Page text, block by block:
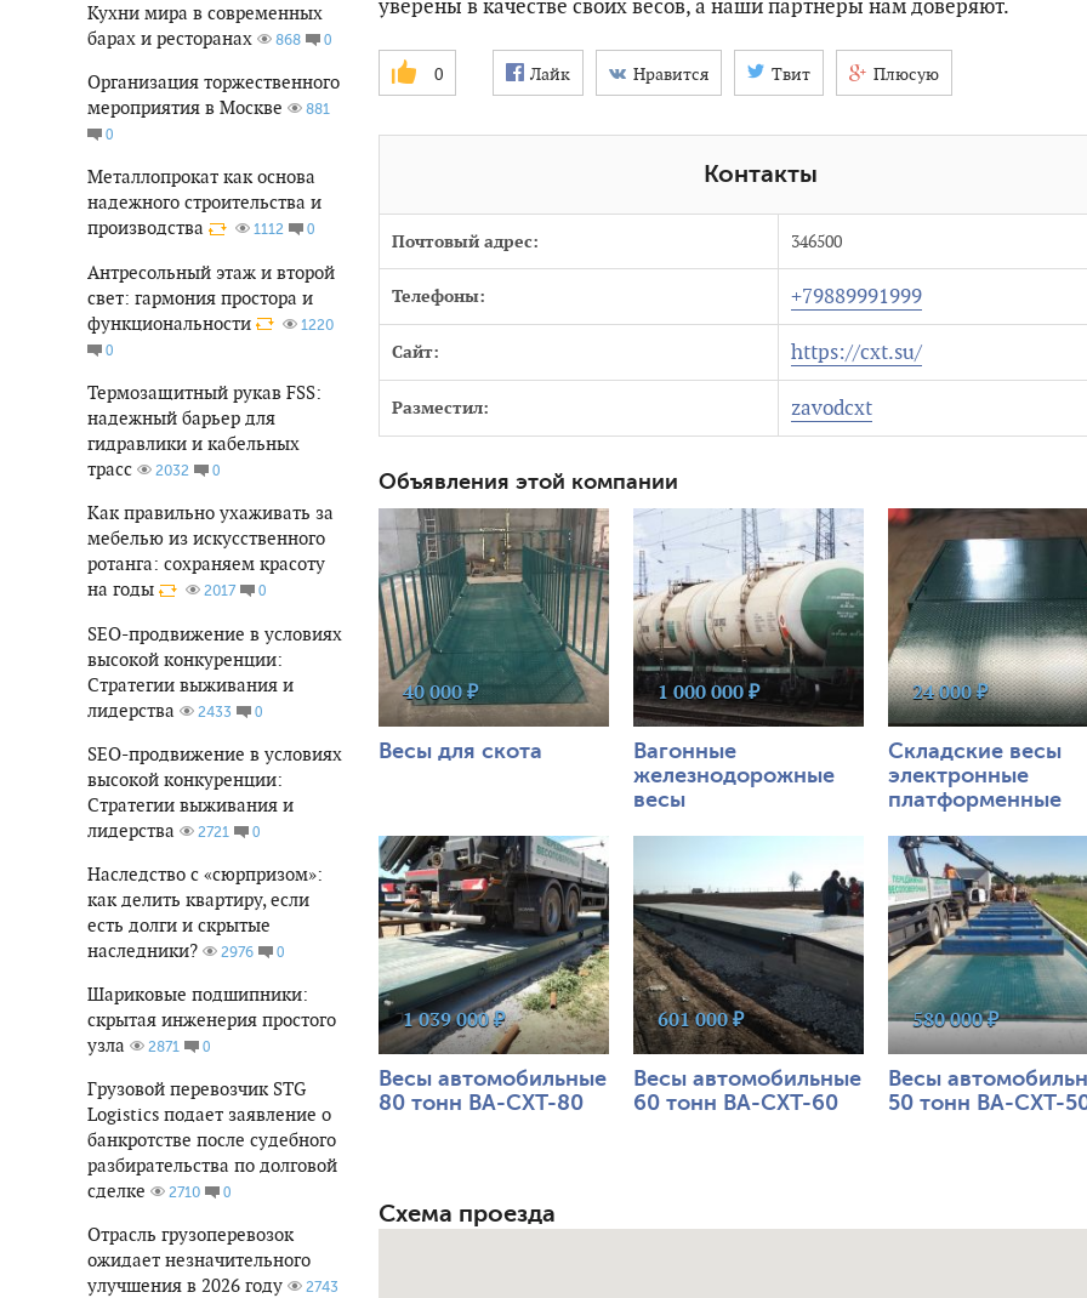
Кухни мира в современных
барах и ресторанах
868 0
Организация торжественного
мероприятия в Москве
881
0
Металлопрокат как основа
надежного строительства и
производства
1112 0
Антресольный этаж и второй
свет: гармония простора и
функциональности
1220
0
Термозащитный рукав FSS:
надежный барьер для
гидравлики и кабельных
трасс
2032 0
Как правильно ухаживать за
мебелью из искусственного
ротанга: сохраняем красоту
на годы
2017 0
SEO-продвижение в условиях
высокой конкуренции:
Стратегии выживания и
лидерства
2433 0
SEO-продвижение в условиях
высокой конкуренции:
Стратегии выживания и
лидерства
2721 0
Наследство с «сюрпризом»:
как делить квартиру, если
есть долги и скрытые
наследники?
2976 0
Шариковые подшипники:
скрытая инженерия простого
узла
2871 0
Грузовой перевозчик STG
Logistics подает заявление о
банкротстве после судебного
разбирательства по долговой
сделке
2710 0
Отрасль грузоперевозок
ожидает незначительного
улучшения в 2026 году
2743
уверены в качестве своих весов, а наши партнеры нам доверяют.
0 Лайк Нравится Твит Плюсую
Контакты
Почтовый адрес: 346500
Телефоны: +79889991999
Сайт: https://cxt.su/
Разместил: zavodcxt
Объявления этой компании
40 000 ₽
Весы для скота
1 000 000 ₽
Вагонные
железнодорожные
весы
24 000 ₽
Складские весы
электронные
платформенные
1 039 000 ₽
Весы автомобильные
80 тонн ВА-СХТ-80
601 000 ₽
Весы автомобильные
60 тонн ВА-СХТ-60
580 000 ₽
Весы
50 тонн ВА-СХТ-
Схема проезда